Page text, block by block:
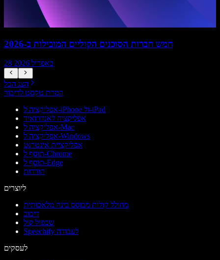
חמש חברות הסוכנים הקוליים המובילות ב-2026
28 באפריל 2026
הצג הכל
המרת טקסט לדיבור
אפליקציה ל-iPhone ול-iPad
אפליקציה לאנדרואיד
אפליקציה ל-Mac
אפליקציה ל-Windows
אפליקציית אינטרנט
תוסף ל-Chrome
תוסף ל-Edge
הורדות
ליוצרים
מחולל קולות מבוסס בינה מלאכותית
דיבוב
שכפול קול
Speechify לעבודה
לעסקים